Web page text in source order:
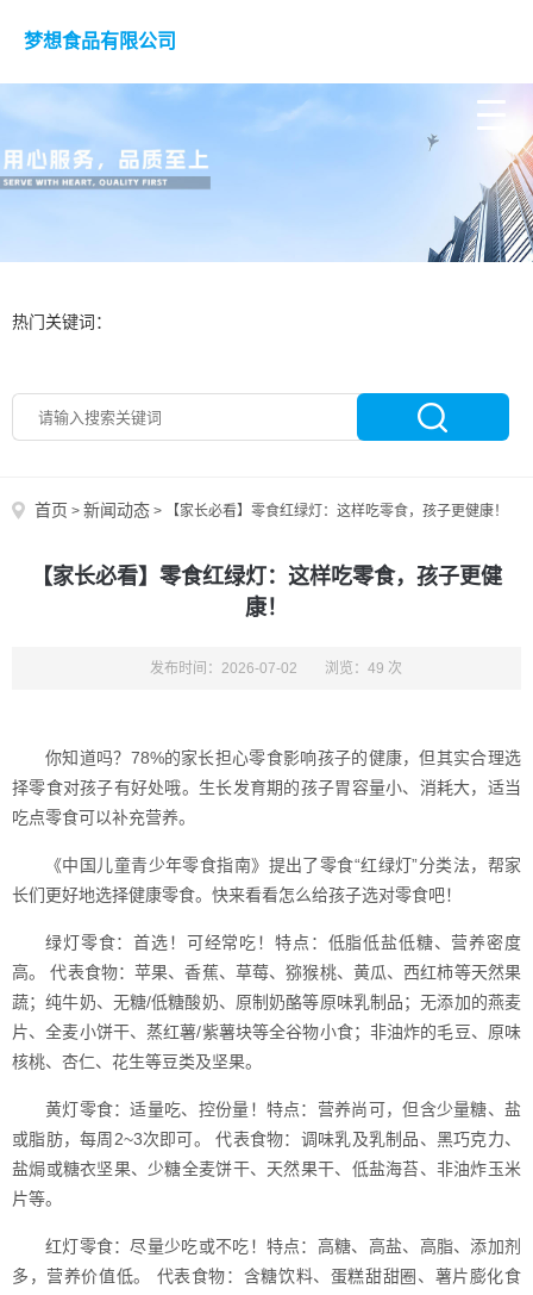
梦想食品有限公司
热门关键词：
首页 > 新闻动态 > 【家长必看】零食红绿灯：这样吃零食，孩子更健康！
【家长必看】零食红绿灯：这样吃零食，孩子更健
康！
发布时间：2026-07-02 浏览：49 次
你知道吗？78%的家长担心零食影响孩子的健康，但其实合理选
择零食对孩子有好处哦。生长发育期的孩子胃容量小、消耗大，适当
吃点零食可以补充营养。
《中国儿童青少年零食指南》提出了零食“红绿灯”分类法，帮家
长们更好地选择健康零食。快来看看怎么给孩子选对零食吧！
绿灯零食：首选！可经常吃！特点：低脂低盐低糖、营养密度
高。 代表食物：苹果、香蕉、草莓、猕猴桃、黄瓜、西红柿等天然果
蔬；纯牛奶、无糖/低糖酸奶、原制奶酪等原味乳制品；无添加的燕麦
片、全麦小饼干、蒸红薯/紫薯块等全谷物小食；非油炸的毛豆、原味
核桃、杏仁、花生等豆类及坚果。
黄灯零食：适量吃、控份量！特点：营养尚可，但含少量糖、盐
或脂肪，每周2~3次即可。 代表食物：调味乳及乳制品、黑巧克力、
盐焗或糖衣坚果、少糖全麦饼干、天然果干、低盐海苔、非油炸玉米
片等。
红灯零食：尽量少吃或不吃！特点：高糖、高盐、高脂、添加剂
多，营养价值低。 代表食物：含糖饮料、蛋糕甜甜圈、薯片膨化食